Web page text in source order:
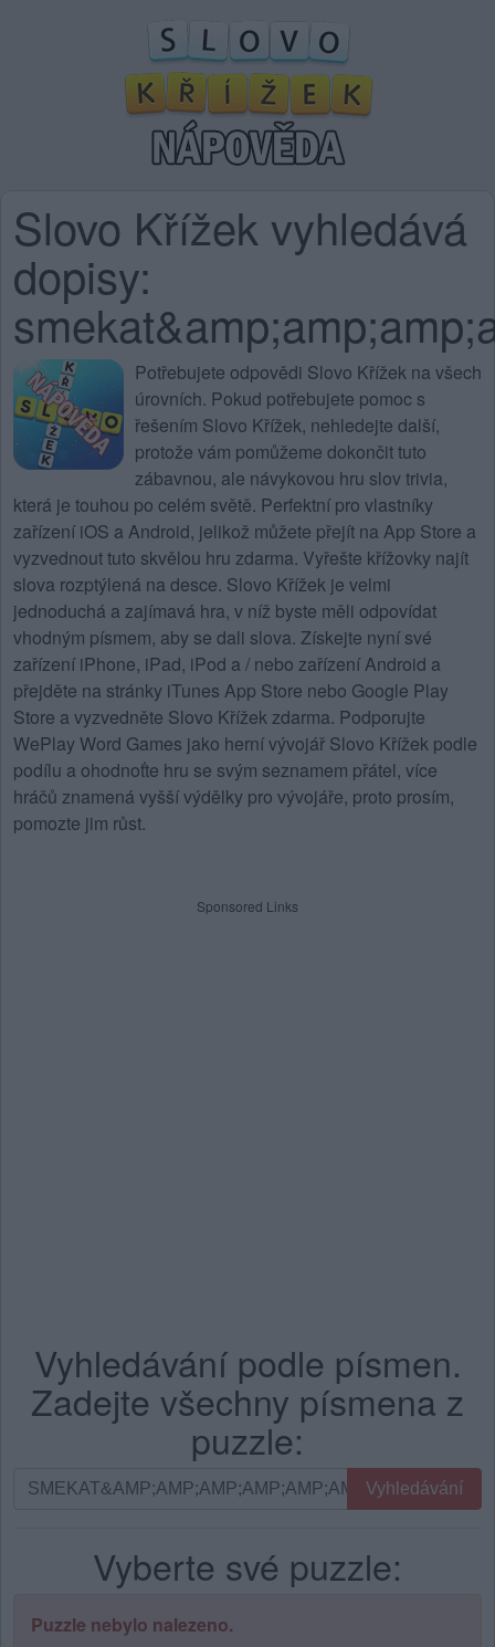
Slovo Křížek vyhledává
dopisy:
Potřebujete odpovědi Slovo Křížek na všech
úrovních. Pokud potřebujete pomoc s
řešením Slovo Křížek, nehledejte další,
protože vám pomůžeme dokončit tuto
zábavnou, ale návykovou hru slov trivia,
která je touhou po celém světě. Perfektní pro vlastníky
zařízení iOS a Android, jelikož můžete přejít na App Store a
vyzvednout tuto skvělou hru zdarma. Vyřešte křížovky najít
slova rozptýlená na desce. Slovo Křížek je velmi
jednoduchá a zajímavá hra, v níž byste měli odpovídat
vhodným písmem, aby se dali slova. Získejte nyní své
zařízení iPhone, iPad, iPod a / nebo zařízení Android a
přejděte na stránky iTunes App Store nebo Google Play
Store a vyzvedněte Slovo Křížek zdarma. Podporujte
WePlay Word Games jako herní vývojář Slovo Křížek podle
podílu a ohodnoťte hru se svým seznamem přátel, více
hráčů znamená vyšší výdělky pro vývojáře, proto prosím,
pomozte jim růst.
Sponsored Links
Vyhledávání podle písmen.
Zadejte všechny písmena z
puzzle:
Vyhledávání
písmena
Vyhledávání
Vyberte své puzzle:
Puzzle nebylo nalezeno.